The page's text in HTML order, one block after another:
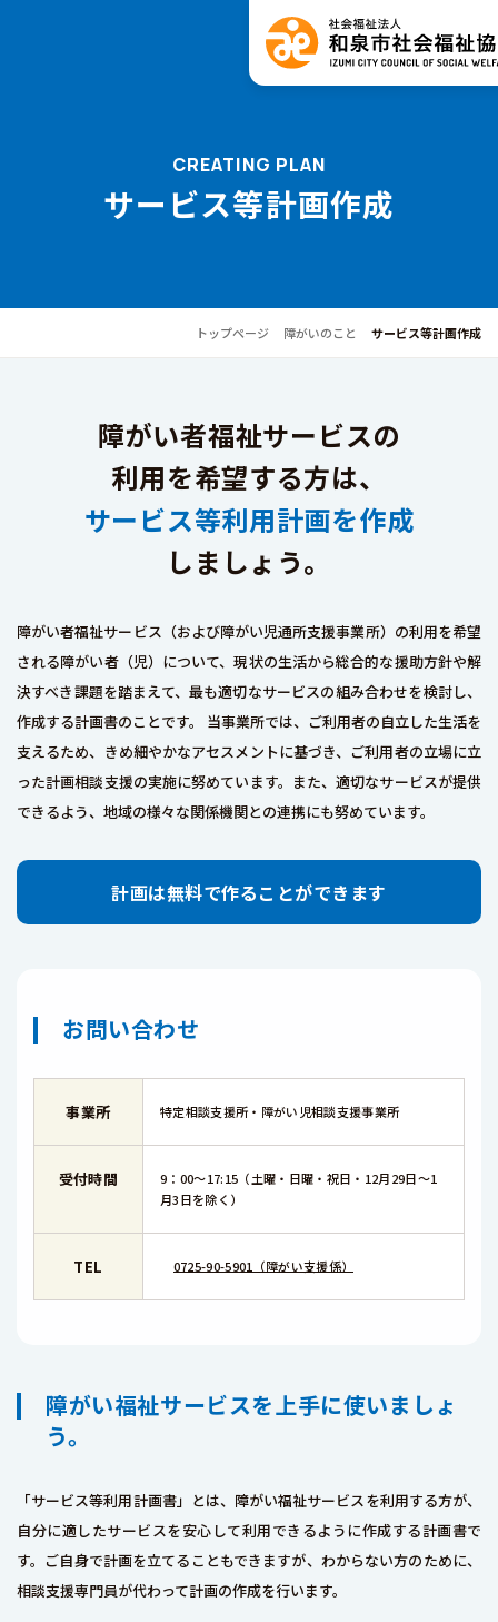
CREATING PLAN
サービス等計画作成
トップページ 障がいのこと サービス等計画作成
障がい者福祉サービスの
利用を希望する方は、
サービス等利用計画を作成
しましょう。
障がい者福祉サービス（および障がい児通所支援事業所）の利用を希望
される障がい者（児）について、現状の生活から総合的な援助方針や解
決すべき課題を踏まえて、最も適切なサービスの組み合わせを検討し、
作成する計画書のことです。 当事業所では、ご利用者の自立した生活を
支えるため、きめ細やかなアセスメントに基づき、ご利用者の立場に立
った計画相談支援の実施に努めています。また、適切なサービスが提供
できるよう、地域の様々な関係機関との連携にも努めています。
計画は無料で作ることができます
お問い合わせ
事業所 特定相談支援所・障がい児相談支援事業所
受付時間
9：00～17:15（土曜・日曜・祝日・12月29日～1
月3日を除く）
TEL 0725-90-5901（障がい支援係）
障がい福祉サービスを上手に使いましょ
う。
「サービス等利用計画書」とは、障がい福祉サービスを利用する方が、
自分に適したサービスを安心して利用できるように作成する計画書で
す。ご自身で計画を立てることもできますが、わからない方のために、
相談支援専門員が代わって計画の作成を行います。